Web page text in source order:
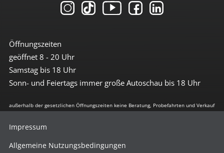
Öffnungszeiten
geöffnet 8 - 20 Uhr
Samstag bis 18 Uhr
Sonn- und Feiertags immer große Autoschau bis 18 Uhr
außerhalb der gesetzlichen Öffnungszeiten keine Beratung, Probefahrten und Verkauf
Impressum
Allgemeine Nutzungsbedingungen